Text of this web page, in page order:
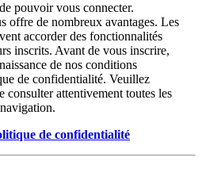
pouvoir vous connecter.
offre de nombreux avantages. Les
accorder des fonctionnalités
inscrits. Avant de vous inscrire,
de nos conditions
de confidentialité. Veuillez
consulter attentivement toutes les
de confidentialité